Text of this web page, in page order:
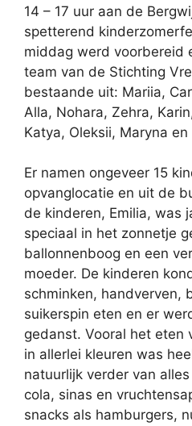
14 – 17 uur aan de
spetterend
middag werd voorbereid
team van de Stichting
bestaande uit: Mariia,
Alla, Nohara, Zehra,
Katya, Oleksii, Maryna en
Er namen ongeveer 15
opvanglocatie en uit de
de kinderen, Emilia, was
speciaal in het zonnetje
ballonnenboog en een
moeder. De kinderen
schminken, handverven,
suikerspin eten en er
gedanst. Vooral het eten
in allerlei kleuren was
natuurlijk verder van
cola, sinas en
snacks als hamburgers,